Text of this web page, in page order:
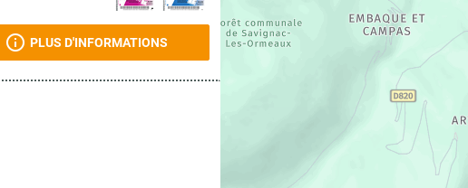
PLUS D'INFORMATIONS